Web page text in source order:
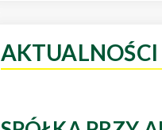
AKTUALNOŚCI